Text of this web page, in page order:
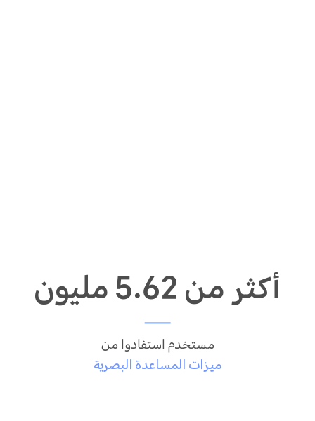
أكثر من 5.62 مليون
مستخدم استفادوا من
ميزات المساعدة البصرية